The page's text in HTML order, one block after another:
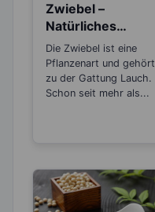
Zwiebel –
Natürliches
Antibiotikum und
„Wunder“-
Heilmittel
Die Zwiebel ist eine
Pflanzenart und gehört
zu der Gattung Lauch.
Schon seit mehr als...